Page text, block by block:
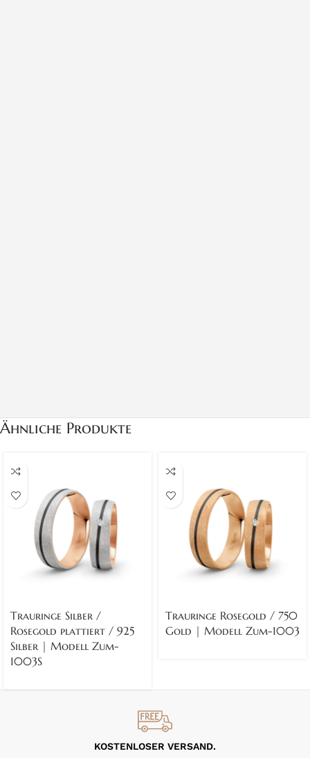
Ähnliche Produkte
Trauringe Silber /
Rosegold plattiert / 925
Silber | Modell Zum-
1003S
Trauringe Rosegold / 750
Gold | Modell Zum-1003
KOSTENLOSER VERSAND.